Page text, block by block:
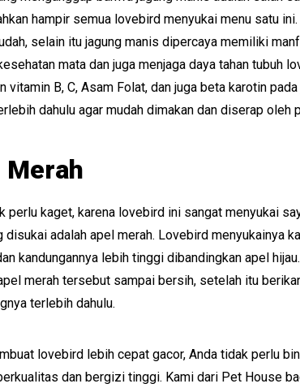
hampir semua lovebird menyukai menu satu
selain itu jagung manis dipercaya memiliki
mata dan juga menjaga daya tahan tubuh
vitamin B, C, Asam Folat, dan juga beta karotin
dahulu agar mudah dimakan dan diserap oleh
Merah
perlu kaget, karena lovebird ini sangat menyukai
disukai adalah apel merah. Lovebird menyukainya
kandungannya lebih tinggi dibandingkan apel
merah tersebut sampai bersih, setelah itu
terlebih dahulu.
lovebird lebih cepat gacor, Anda tidak perlu
dan bergizi tinggi. Kami dari Pet House